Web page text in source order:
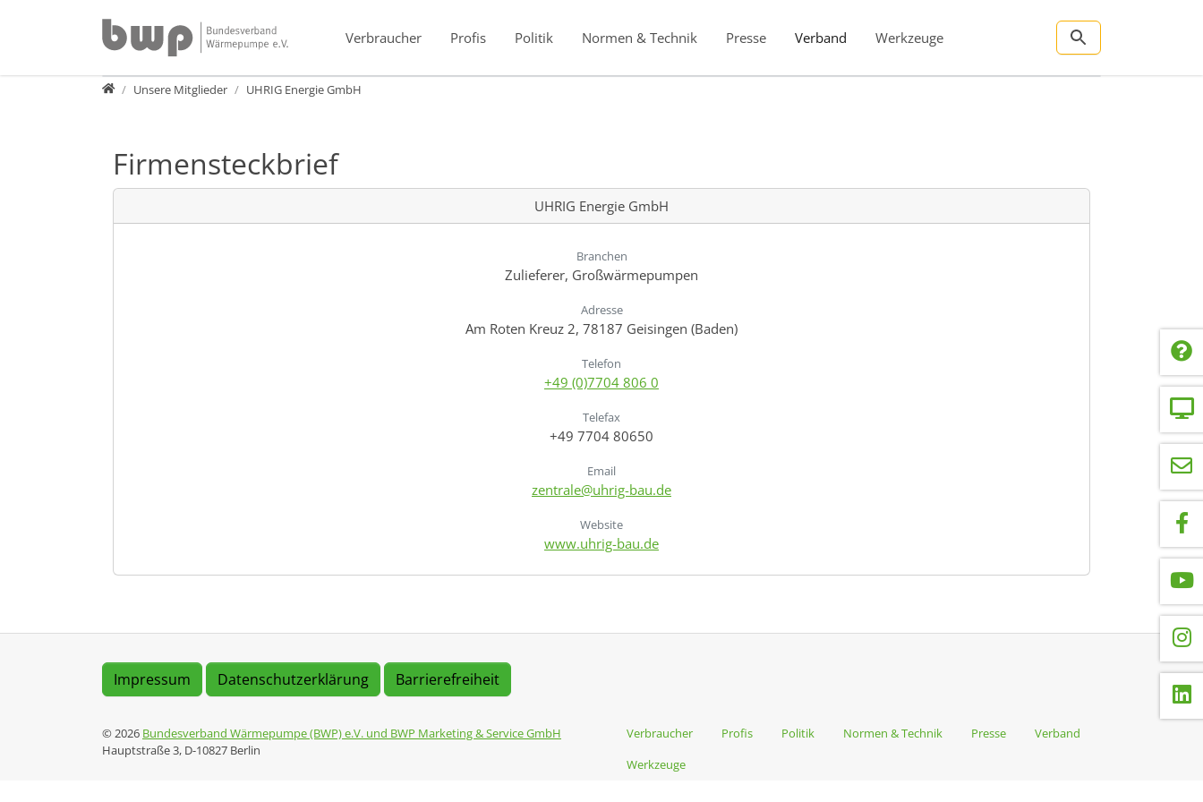
Verbraucher
Profis Politik Normen & Technik Presse Verband Werkzeuge
Verband
Unsere Mitglieder UHRIG Energie GmbH
Firmensteckbrief
UHRIG Energie GmbH
Branchen
Zulieferer, Großwärmepumpen
Adresse
Am Roten Kreuz 2, 78187 Geisingen (Baden)
Telefon
+49 (0)7704 806 0
Telefax
+49 7704 80650
Email
zentrale@uhrig-bau.de
Website
www.uhrig-bau.de
Impressum Datenschutzerklärung Barrierefreiheit
© 2026 Bundesverband Wärmepumpe (BWP) e.V. und BWP Marketing & Service GmbH
Hauptstraße 3, D-10827 Berlin
Verbraucher Profis Politik Normen & Technik Presse
Verband
Werkzeuge